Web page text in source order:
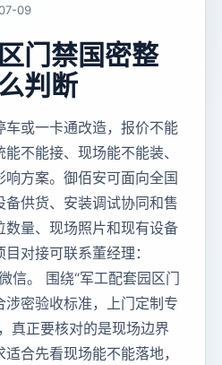
09
门禁国密整
判断
车或一卡通改造，报价不能
不能接、现场能不能装、
方案。御佰安可面向全国
供货、安装调试协同和售
数量、现场照片和现有设备
对接可联系董经理：
信。 围绕“军工配套园区门
密验收标准，上门定制专
真正要核对的是现场边界
合先看现场能不能落地，